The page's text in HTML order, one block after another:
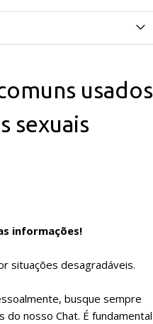
golpe?
ou uma falsa Sugar
usados
sexuais
informações!
situações desagradáveis.
busque sempre
do nosso Chat. É fundamental